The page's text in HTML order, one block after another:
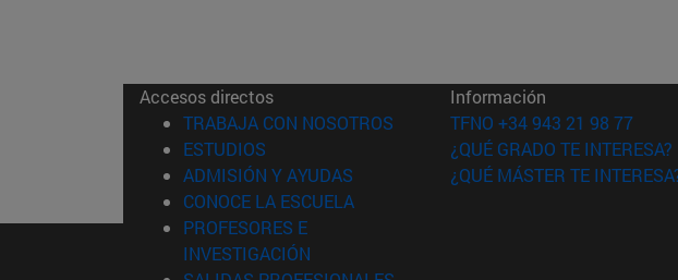
Accesos directos
TRABAJA CON NOSOTROS (abre en nueva ventana)
ESTUDIOS (abre en nueva ventana)
ADMISIÓN Y AYUDAS (abre en nueva ventana)
CONOCE LA ESCUELA(abre en nueva ventana)
PROFESORES E
INVESTIGACIÓN
Información
TFNO +34 943 21 98 77
¿QUÉ GRADO TE INTERESA?
¿QUÉ MÁSTER TE